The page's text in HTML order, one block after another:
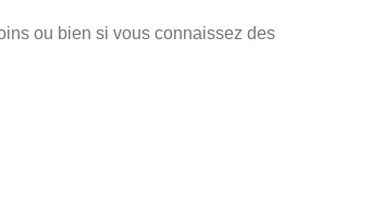
ou bien si vous connaissez des